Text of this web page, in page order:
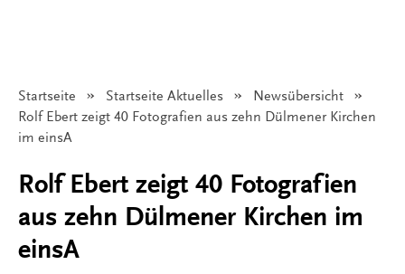
Startseite Startseite Aktuelles
Newsübersicht
Angezeigt:
Rolf Ebert zeigt 40 Fotografien aus zehn Dülmener Kirchen
im einsA
Rolf Ebert zeigt 40 Fotografien
aus zehn Dülmener Kirchen im
einsA